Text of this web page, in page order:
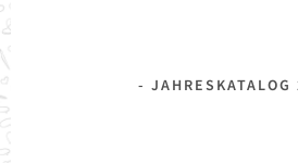
JAHRESKATALOG